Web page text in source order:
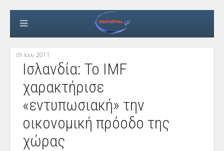
09 Ιουν 2011
Ισλανδία: Το IMF
χαρακτήρισε
«εντυπωσιακή» την
οικονομική πρόοδο της
χώρας